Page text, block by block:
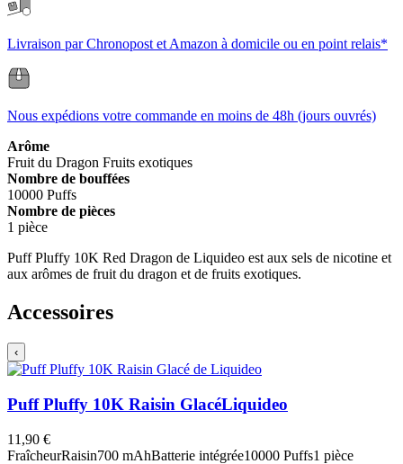
Livraison par Chronopost et Amazon à domicile ou en point relais*
Nous expédions votre commande en moins de 48h (jours ouvrés)
Arôme
Fruit du Dragon Fruits exotiques
Nombre de bouffées
10000 Puffs
Nombre de pièces
1 pièce
Puff Pluffy 10K Red Dragon de Liquideo est aux sels de nicotine et
aux arômes de fruit du dragon et de fruits exotiques.
Accessoires
‹
Puff Pluffy 10K Raisin GlacéLiquideo
11,90 €
FraîcheurRaisin700 mAhBatterie intégrée10000 Puffs1 pièce